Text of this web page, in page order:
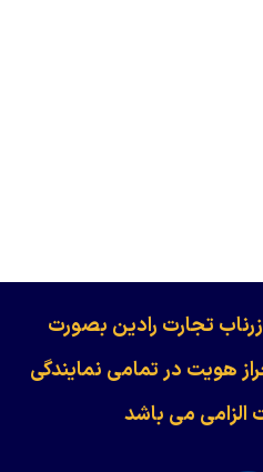
تجارت رادین بصورت
هویت در تمامی نمایندگی
می باشد